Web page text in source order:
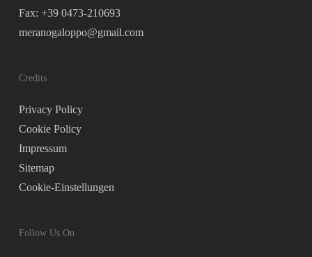
Fax: +39 0473-210693
meranogaloppo@gmail.com
Credits
Privacy Policy
Cookie Policy
Impressum
Sitemap
Cookie-Einstellungen
Follow Us On